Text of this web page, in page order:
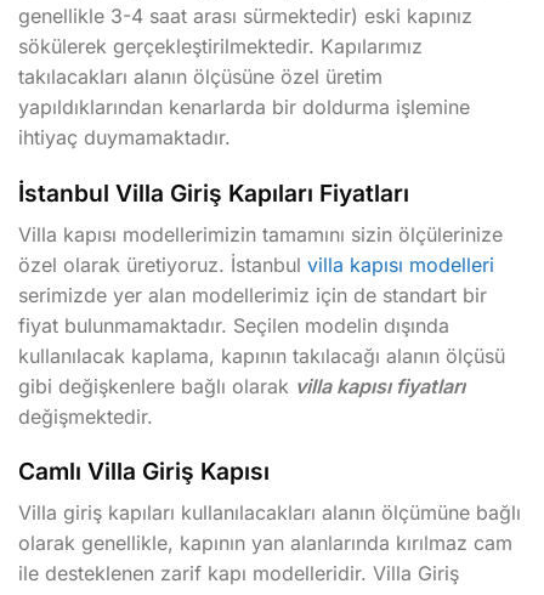
genellikle 3-4 saat arası sürmektedir) eski kapınız
sökülerek gerçekleştirilmektedir. Kapılarımız
takılacakları alanın ölçüsüne özel üretim
yapıldıklarından kenarlarda bir doldurma işlemine
ihtiyaç duymamaktadır.
İstanbul Villa Giriş Kapıları Fiyatları
Villa kapısı modellerimizin tamamını sizin ölçülerinize
özel olarak üretiyoruz. İstanbul villa kapısı modelleri
serimizde yer alan modellerimiz için de standart bir
fiyat bulunmamaktadır. Seçilen modelin dışında
kullanılacak kaplama, kapının takılacağı alanın ölçüsü
gibi değişkenlere bağlı olarak villa kapısı fiyatları
değişmektedir.
Camlı Villa Giriş Kapısı
Villa giriş kapıları kullanılacakları alanın ölçümüne bağlı
olarak genellikle, kapının yan alanlarında kırılmaz cam
ile desteklenen zarif kapı modelleridir. Villa Giriş